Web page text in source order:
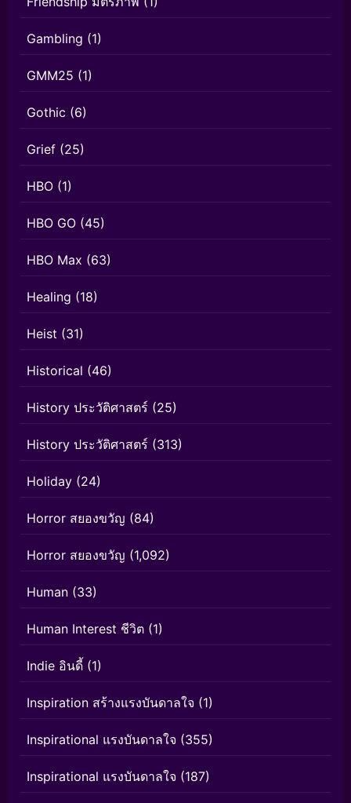
Gambling (1)
GMM25 (1)
Gothic (6)
Grief (25)
HBO (1)
HBO GO (45)
HBO Max (63)
Healing (18)
Heist (31)
Historical (46)
History ประวัติศาสตร์ (25)
History ประวัติศาสตร์ (313)
Holiday (24)
Horror สยองขวัญ (84)
Horror สยองขวัญ (1,092)
Human (33)
Human Interest ชีวิต (1)
Indie อินดี้ (1)
Inspiration สร้างแรงบันดาลใจ (1)
Inspirational แรงบันดาลใจ (355)
Inspirational แรงบันดาลใจ (187)